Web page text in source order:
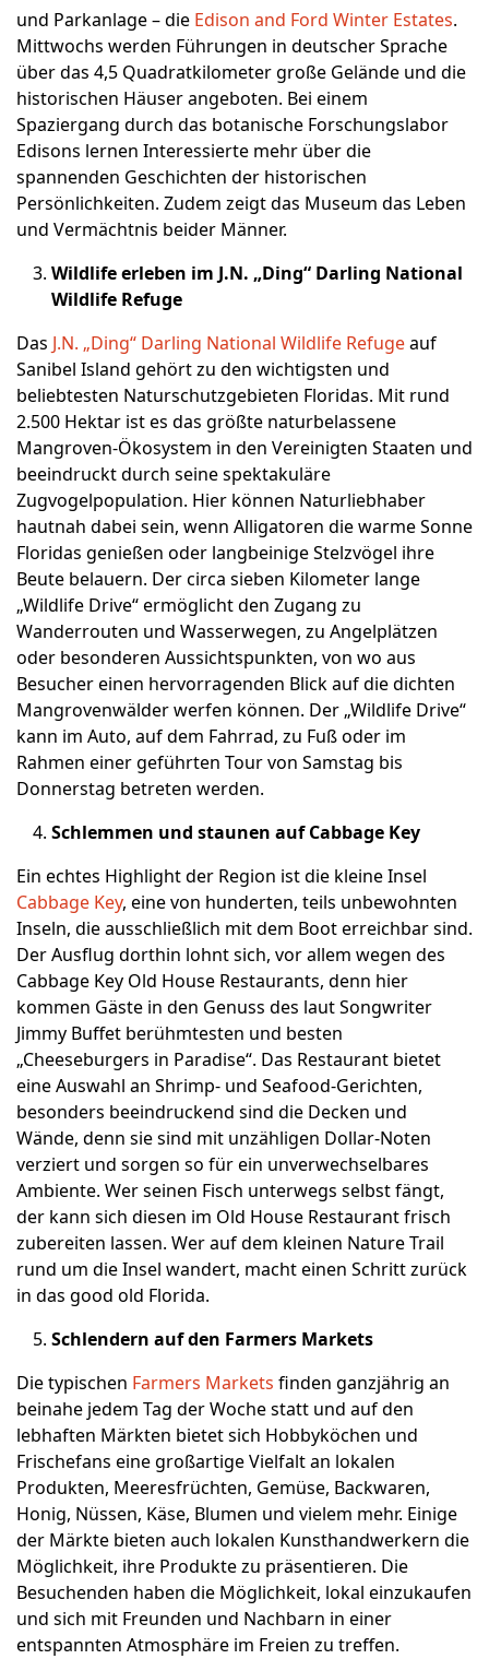
und Parkanlage – die Edison and Ford Winter Estates.
Mittwochs werden Führungen in deutscher Sprache
über das 4,5 Quadratkilometer große Gelände und die
historischen Häuser angeboten. Bei einem
Spaziergang durch das botanische Forschungslabor
Edisons lernen Interessierte mehr über die
spannenden Geschichten der historischen
Persönlichkeiten. Zudem zeigt das Museum das Leben
und Vermächtnis beider Männer.
Wildlife erleben im J.N. „Ding“ Darling National
Wildlife Refuge
Das J.N. „Ding“ Darling National Wildlife Refugeauf
Sanibel Island gehört zu den wichtigsten und
beliebtesten Naturschutzgebieten Floridas. Mit rund
2.500 Hektar ist es das größte naturbelassene
Mangroven-Ökosystem in den Vereinigten Staaten und
beeindruckt durch seine spektakuläre
Zugvogelpopulation. Hier können Naturliebhaber
hautnah dabei sein, wenn Alligatoren die warme Sonne
Floridas genießen oder langbeinige Stelzvögel ihre
Beute belauern. Der circa sieben Kilometer lange
„Wildlife Drive“ ermöglicht den Zugang zu
Wanderrouten und Wasserwegen, zu Angelplätzen
oder besonderen Aussichtspunkten, von wo aus
Besucher einen hervorragenden Blick auf die dichten
Mangrovenwälder werfen können. Der „Wildlife Drive“
kann im Auto, auf dem Fahrrad, zu Fuß oder im
Rahmen einer geführten Tour von Samstag bis
Donnerstag betreten werden.
Schlemmen und staunen auf Cabbage Key
Ein echtes Highlight der Region ist die kleine Insel
Cabbage Key, eine von hunderten, teils unbewohnten
Inseln, die ausschließlich mit dem Boot erreichbar sind.
Der Ausflug dorthin lohnt sich, vor allem wegen des
Cabbage Key Old House Restaurants, denn hier
kommen Gäste in den Genuss des laut Songwriter
Jimmy Buffet berühmtesten und besten
„Cheeseburgers in Paradise“. Das Restaurant bietet
eine Auswahl an Shrimp- und Seafood-Gerichten,
besonders beeindruckend sind die Decken und
Wände, denn sie sind mit unzähligen Dollar-Noten
verziert und sorgen so für ein unverwechselbares
Ambiente. Wer seinen Fisch unterwegs selbst fängt,
der kann sich diesen im Old House Restaurant frisch
zubereiten lassen. Wer auf dem kleinen Nature Trail
rund um die Insel wandert, macht einen Schritt zurück
in das good old Florida.
Schlendern auf den Farmers Markets
Die typischen Farmers Markets finden ganzjährig an
beinahe jedem Tag der Woche statt und auf den
lebhaften Märkten bietet sich Hobbyköchen und
Frischefans eine großartige Vielfalt an lokalen
Produkten, Meeresfrüchten, Gemüse, Backwaren,
Honig, Nüssen, Käse, Blumen und vielem mehr. Einige
der Märkte bieten auch lokalen Kunsthandwerkern die
Möglichkeit, ihre Produkte zu präsentieren. Die
Besuchenden haben die Möglichkeit, lokal einzukaufen
und sich mit Freunden und Nachbarn in einer
entspannten Atmosphäre im Freien zu treffen.